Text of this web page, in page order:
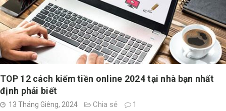
TOP 12 cách kiếm tiền online 2024 tại nhà bạn nhất
định phải biết
13 Tháng Giêng, 2024 Chia sẻ
1